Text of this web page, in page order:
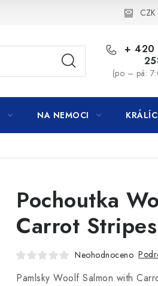
CZK
+ 420
(po – pá:
NA NEMOCI
Pochoutka
Carrot
Neohodnoceno
Pamlsky Woolf Salmon with